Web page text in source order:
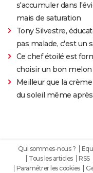
s'accumuler dans
mais de saturation
Tony Silvestre,
pas malade, c'est un
Ce chef étoilé est
choisir un bon melon
Meilleur que la
du soleil même
Qui sommes-nous ?
Tous les articles
RSS
Paramétrer les cookies